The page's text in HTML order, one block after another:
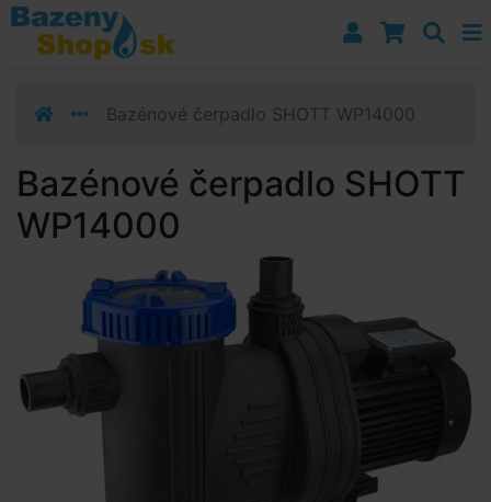
Prejsť k navigácii
Prejsť na obsah
Prejsť k bočnému stĺpci
Bazénové čerpadlo SHOTT WP14000
Bazénové čerpadlo SHOTT
WP14000